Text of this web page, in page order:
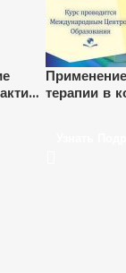
(72
терапии в